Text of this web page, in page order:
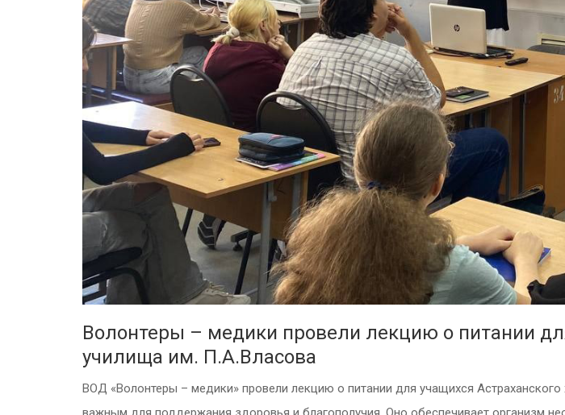
Волонтеры – медики провели лекцию о питании
училища им. П.А.Власова
ВОД «Волонтеры – медики» провели лекцию о питании для учащихся